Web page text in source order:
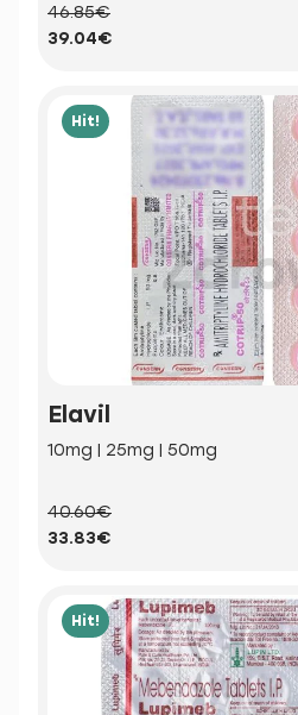
46.85€
39.04€
Hit!
Elavil
10mg | 25mg | 50mg
40.60€
33.83€
Hit!